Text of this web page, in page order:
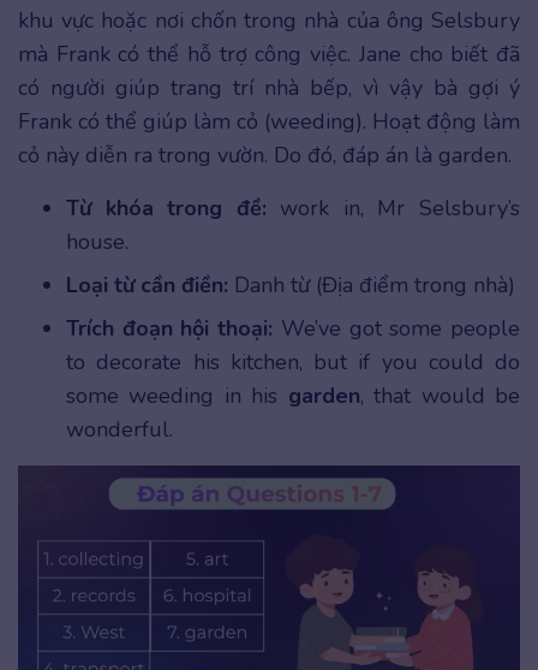
khu vực hoặc nơi chốn trong nhà của ông Selsbury
mà Frank có thể hỗ trợ công việc. Jane cho biết đã
có người giúp trang trí nhà bếp, vì vậy bà gợi ý
Frank có thể giúp làm cỏ (weeding). Hoạt động làm
cỏ này diễn ra trong vườn. Do đó, đáp án là garden.
Từ khóa trong đề: work in, Mr Selsbury’s
house.
Loại từ cần điền: Danh từ (Địa điểm trong nhà)
Trích đoạn hội thoại: We’ve got some people
to decorate his kitchen, but if you could do
some weeding in his garden, that would be
wonderful.